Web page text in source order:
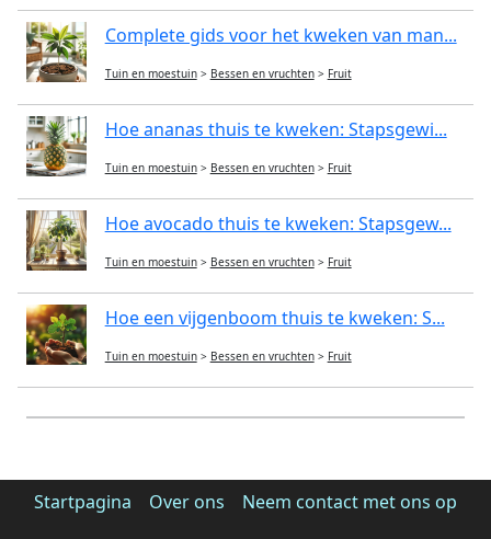
Complete gids voor het kweken van man...
Tuin en moestuin > Bessen en vruchten > Fruit
Hoe ananas thuis te kweken: Stapsgewi...
Tuin en moestuin > Bessen en vruchten > Fruit
Hoe avocado thuis te kweken: Stapsgew...
Tuin en moestuin > Bessen en vruchten > Fruit
Hoe een vijgenboom thuis te kweken: S...
Tuin en moestuin > Bessen en vruchten > Fruit
Startpagina Over ons
Neem contact met ons op